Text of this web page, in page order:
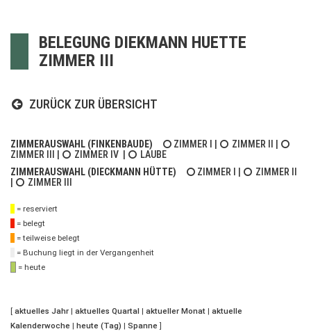
BELEGUNG DIEKMANN HUETTE
ZIMMER III
ZURÜCK ZUR ÜBERSICHT
ZIMMERAUSWAHL (FINKENBAUDE) ZIMMER I ZIMMER II
ZIMMER III
ZIMMER IV
LAUBE
ZIMMERAUSWAHL (DIECKMANN HÜTTE)
ZIMMER I
ZIMMER II
ZIMMER III
= reserviert
= belegt
= teilweise belegt
= Buchung liegt in der Vergangenheit
= heute
[ aktuelles Jahr | aktuelles Quartal | aktueller Monat | aktuelle
Kalenderwoche | heute (Tag) | Spanne ]